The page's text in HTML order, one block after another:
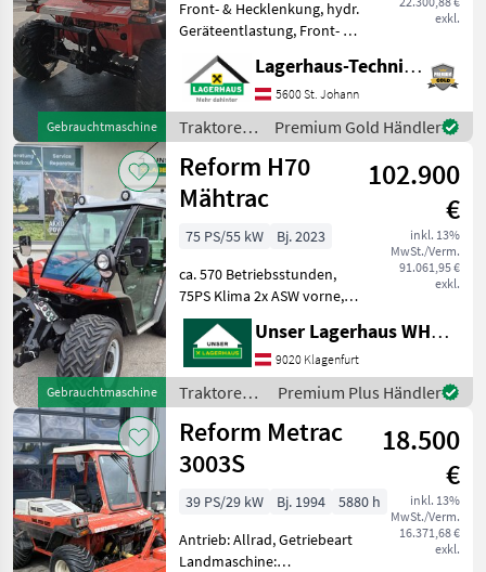
Gebrauchtmaschine
exkl.
Front- & Hecklenkung, hydr.
Geräteentlastung, Front- &
Heckhubwerk,
Zapfwellenkupplung,
Werkzeugkisten- und
Tankdeckel neu, Sitz neu,
Großes Service frisch g
Lagerhaus-Technik St. Johann
5600 St. Johann
Traktoren
/ Reform
Premium Gold Händler
Gebrauchtmaschine
Reform H70
Mähtrac
102.900
€
inkl. 13%
MwSt./Verm.
91.061,95 €
exkl.
75 PS/55 kW
Bj. 2023
ca. 570 Betriebsstunden,
75PS Klima 2x ASW vorne,
2x ASW hinten, Terra
Bereifung 33x15, 5-15 65%
ohne Zwillingsräder, mech.
Oberlenker vorne und
hinten, ohne AHV Inf
Unser Lagerhaus WHG, Kärnten, Klagenfurt
9020 Klagenfurt
Traktoren /
Reform
Premium Plus Händler
Reform Metrac
3003S
18.500
€
inkl. 13%
MwSt./Verm.
16.371,68 €
exkl.
39 PS/29 kW Bj. 1994
5880 h
Antrieb: Allrad, Getriebeart
Landmaschine: